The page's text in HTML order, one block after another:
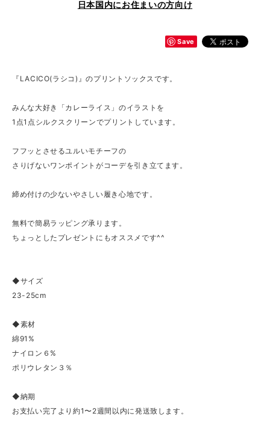
日本国内にお住まいの方向け
Save
『LACICO(ラシコ)』のプリントソックスです。
みんな大好き「カレーライス」のイラストを
1点1点シルクスクリーンでプリントしています。
フフッとさせるユルいモチーフの
さりげないワンポイントがコーデを引き立てます。
締め付けの少ないやさしい履き心地です。
無料で簡易ラッピング承ります。
ちょっとしたプレゼントにもオススメです^^
◆サイズ
23-25cm
◆素材
綿91%
ナイロン６%
ポリウレタン３％
◆納期
お支払い完了より約1〜2週間以内に発送致します。